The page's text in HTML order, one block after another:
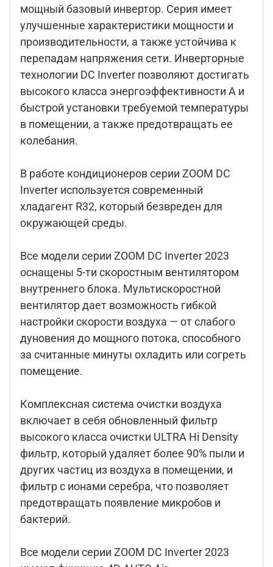
мощный базовый инвертор. Серия имеет
улучшенные характеристики мощности и
производительности, а также устойчива к
перепадам напряжения сети. Инверторные
технологии DC Inverter позволяют достигать
высокого класса энергоэффективности А и
быстрой установки требуемой температуры
в помещении, а также предотвращать ее
колебания.
В работе кондиционеров серии ZOOM DC
Inverter используется современный
хладагент R32, который безвреден для
окружающей среды.
Все модели серии ZOOM DC Inverter 2023
оснащены 5-ти скоростным вентилятором
внутреннего блока. Мультискоростной
вентилятор дает возможность гибкой
настройки скорости воздуха — от слабого
дуновения до мощного потока, способного
за считанные минуты охладить или согреть
помещение.
Комплексная система очистки воздуха
включает в себя обновленный фильтр
высокого класса очистки ULTRA Hi Density
фильтр, который удаляет более 90% пыли и
других частиц из воздуха в помещении, и
фильтр с ионами серебра, что позволяет
предотвращать появление микробов и
бактерий.
Все модели серии ZOOM DC Inverter 2023